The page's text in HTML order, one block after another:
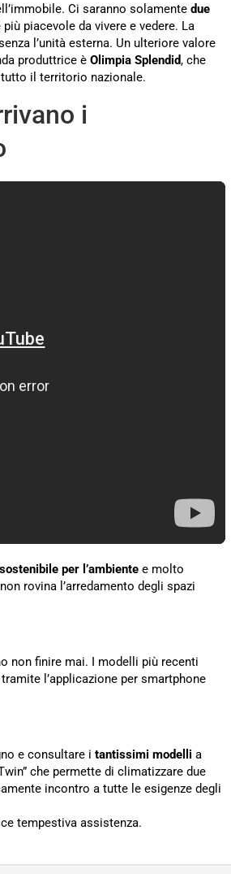
Ci saranno solamente due
piacevole da vivere e vedere. La
l’unità esterna. Un ulteriore valore
produttrice è Olimpia Splendid, che
il territorio nazionale.
i
per l’ambiente e molto
rovina l’arredamento degli spazi
non finire mai. I modelli più recenti
tramite l’applicazione per smartphone
e consultare i tantissimi modelli a
che permette di climatizzare due
incontro a tutte le esigenze degli
tempestiva assistenza.